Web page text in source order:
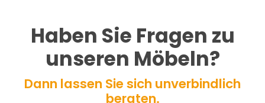
Haben Sie Fragen zu
unseren Möbeln?
Dann lassen Sie sich unverbindlich
beraten.